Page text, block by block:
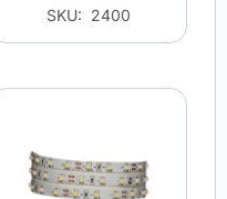
SKU: 2400